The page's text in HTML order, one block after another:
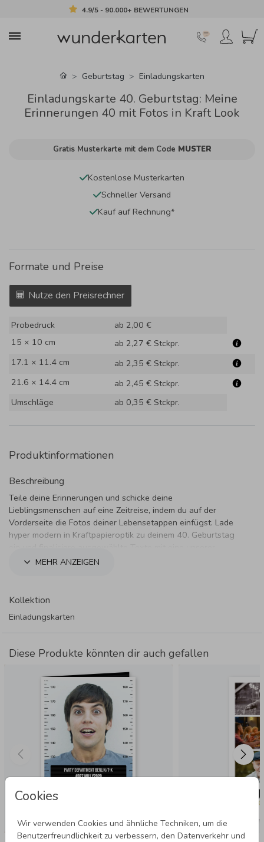
4.9/5 - 90.000+ BEWERTUNGEN
Cookies
Wir verwenden Cookies und ähnliche Techniken, um die
Benutzerfreundlichkeit zu verbessern, den Datenverkehr und
Geburtstag Einladungskarten
Einladungskarte 40. Geburtstag: Meine
Erinnerungen 40 mit Fotos in Kraft Look
Gratis Musterkarte mit dem Code MUSTER
Kostenlose Musterkarten
Schneller Versand
Kauf auf Rechnung*
Formate und Preise
Nutze den Preisrechner
Probedruck
ab 2,00 €
15 × 10 cm
ab 2,27 € Stckpr.
17.1 × 11.4 cm
ab 2,35 € Stckpr.
21.6 × 14.4 cm
ab 2,45 € Stckpr.
Umschläge
ab 0,35 € Stckpr.
Produktinformationen
Beschreibung
Teile deine Erinnerungen und schicke deine
Lieblingsmenschen auf eine Zeitreise, indem du auf der
Vorderseite die Fotos deiner Lebensetappen einfügst. Lade
hyper modern in Kraftpapieroptik zu deinem 40. Geburtstag
Textveredelungen.
MEHR ANZEIGEN
Kollektion
Einladungskarten
Diese Produkte könnten dir auch gefallen